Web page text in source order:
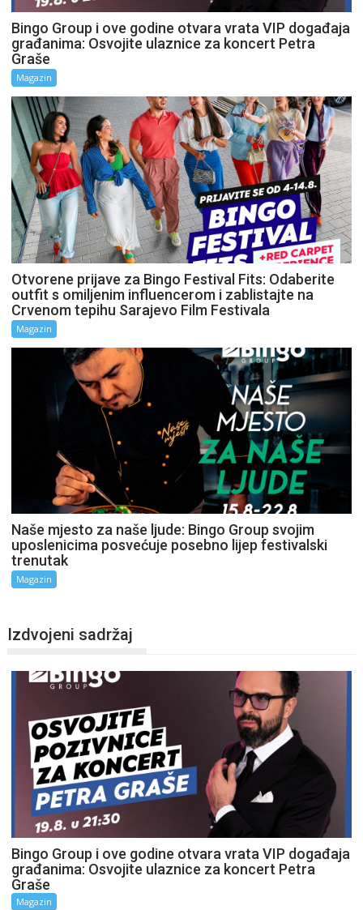
Bingo Group i ove godine otvara vrata VIP događaja
građanima: Osvojite ulaznice za koncert Petra
Graše
Magazin
Otvorene prijave za Bingo Festival Fits: Odaberite
outfit s omiljenim influencerom i zablistajte na
Crvenom tepihu Sarajevo Film Festivala
Magazin
Naše mjesto za naše ljude: Bingo Group svojim
uposlenicima posvećuje posebno lijep festivalski
trenutak
Magazin
Izdvojeni sadržaj
Bingo Group i ove godine otvara vrata VIP događaja
građanima: Osvojite ulaznice za koncert Petra
Graše
Magazin